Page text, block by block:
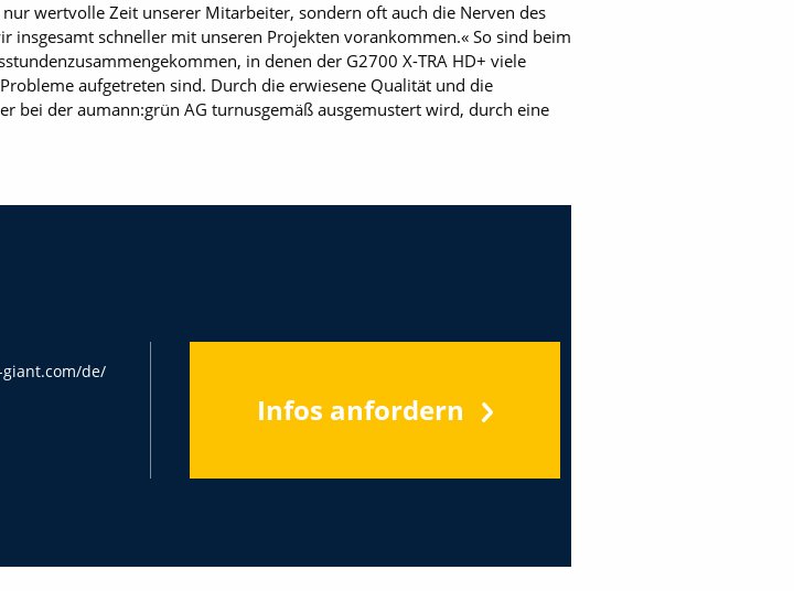
wertvolle Zeit unserer Mitarbeiter, sondern oft auch die Nerven des
insgesamt schneller mit unseren Projekten vorankommen.« So sind beim
in denen der G2700 X-TRA HD+ viele
aufgetreten sind. Durch die erwiesene Qualität und die
bei der aumann:grün AG turnusgemäß ausgemustert wird, durch eine
de/
Infos anfordern